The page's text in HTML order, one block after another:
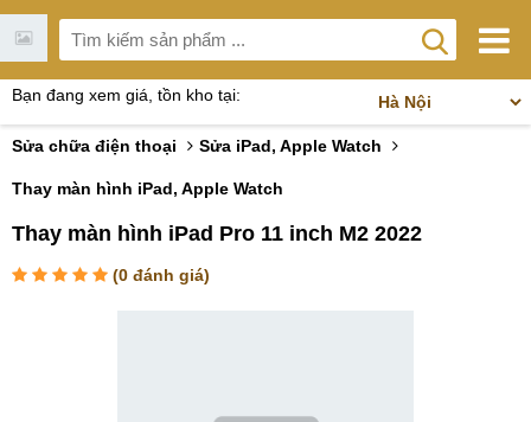
Bạn đang xem giá, tồn kho tại:
Sửa chữa điện thoại Sửa iPad, Apple Watch
Thay màn hình iPad, Apple Watch
Thay màn hình iPad Pro 11 inch M2 2022
(0 đánh giá)